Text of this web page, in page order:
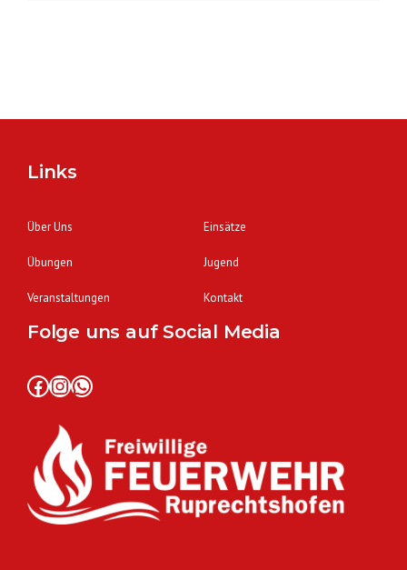
Links
Über Uns Einsätze
Übungen Jugend
Veranstaltungen Kontakt
Folge uns auf Social Media
Facebook InstagramWhatsApp